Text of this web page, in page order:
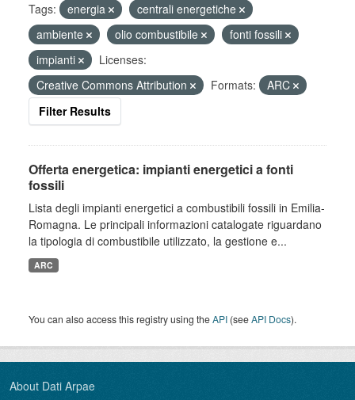
Tags: energia
centrali energetiche
ambiente
olio combustibile
fonti fossili
impianti
Licenses:
Creative Commons Attribution
Formats:
ARC
Filter Results
Offerta energetica: impianti energetici a fonti
fossili
Lista degli impianti energetici a combustibili fossili in Emilia-
Romagna. Le principali informazioni catalogate riguardano
la tipologia di combustibile utilizzato, la gestione e...
ARC
You can also access this registry using theAPI (seeAPI Docs).
About Dati Arpae